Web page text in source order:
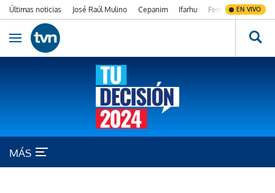
Últimas noticias José Raúl Mulino Cepanim Ifarhu Fenómeno de El
EN VIVO
Ir al contenido
Obrir navegació
MÁS